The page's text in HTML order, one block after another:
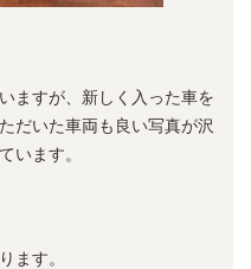
ますが、新しく入った車を
だいた車両も良い写真が沢
います。
ます。